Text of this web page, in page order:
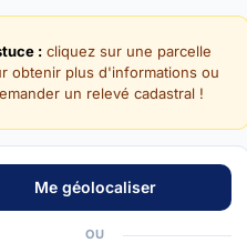
:cliquez sur une parcelle
obtenir plus d'informations ou
un relevé cadastral !
OU